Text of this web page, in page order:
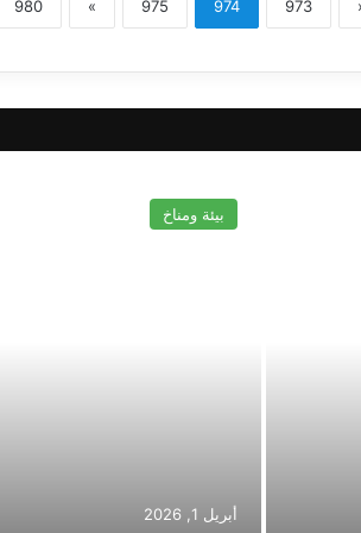
973
974
975
»
980
بيئة ومناخ
أبريل 1, 2026